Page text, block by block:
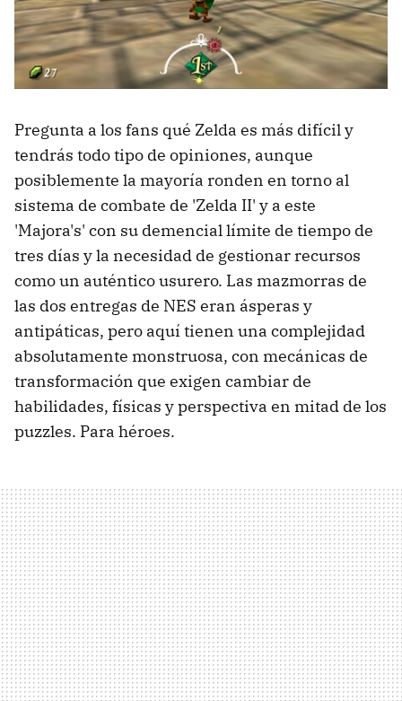
Pregunta a los fans qué Zelda es más difícil y
tendrás todo tipo de opiniones, aunque
posiblemente la mayoría ronden en torno al
sistema de combate de 'Zelda II' y a este
'Majora's' con su demencial límite de tiempo de
tres días y la necesidad de gestionar recursos
como un auténtico usurero. Las mazmorras de
las dos entregas de NES eran ásperas y
antipáticas, pero aquí tienen una complejidad
absolutamente monstruosa, con mecánicas de
transformación que exigen cambiar de
habilidades, físicas y perspectiva en mitad de los
puzzles. Para héroes.